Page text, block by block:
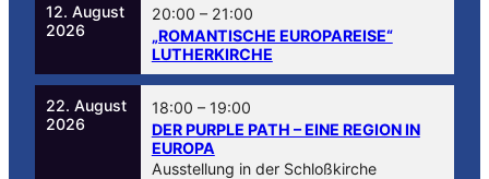
12. August
2026
20:00 –21:00
„ROMANTISCHE EUROPAREISE“
LUTHERKIRCHE
22. August
2026
18:00 –19:00
DER PURPLE PATH – EINE REGION IN
EUROPA
Ausstellung in der Schloßkirche